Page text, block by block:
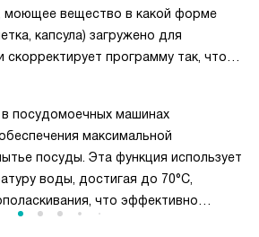
моющее вещество в какой форме
капсула) загружено для
скорректирует программу так, чтобы
растворялись постепенно
в реакции.
в посудомоечных машинах
максимальной
посуды. Эта функция использует
воды, достигая до 70°C,
что эффективно